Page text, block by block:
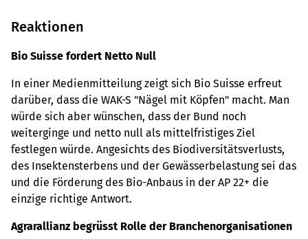
Reaktionen
Bio Suisse fordert Netto Null
In einer Medienmitteilung zeigt sich Bio Suisse erfreut
darüber, dass die WAK-S "Nägel mit Köpfen" macht. Man
würde sich aber wünschen, dass der Bund noch
weiterginge und netto null als mittelfristiges Ziel
festlegen würde. Angesichts des Biodiversitätsverlusts,
des Insektensterbens und der Gewässerbelastung sei das
und die Förderung des Bio-Anbaus in der AP 22+ die
einzige richtige Antwort.
Agrarallianz begrüsst Rolle der Branchenorganisationen